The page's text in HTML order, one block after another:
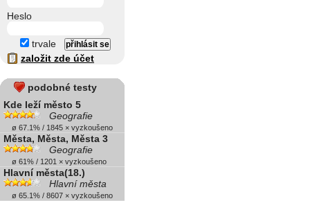
Heslo
trvale
založit zde účet
podobné testy
Kde leží město 5
Geografie
ø 67.1% / 1845 × vyzkoušeno
Města, Města, Města 3
Geografie
ø 61% / 1201 × vyzkoušeno
Hlavní města(18.)
Hlavní města
ø 65.1% / 8607 × vyzkoušeno